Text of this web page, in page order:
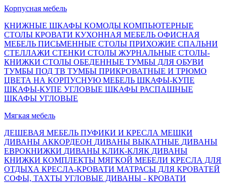
Корпусная мебель
КНИЖНЫЕ ШКАФЫ КОМОДЫ КОМПЬЮТЕРНЫЕ
СТОЛЫ КРОВАТИ КУХОННАЯ МЕБЕЛЬ ОФИСНАЯ
МЕБЕЛЬ ПИСЬМЕННЫЕ СТОЛЫ ПРИХОЖИЕ СПАЛЬНИ
СТЕЛЛАЖИ СТЕНКИ СТОЛЫ ЖУРНАЛЬНЫЕ СТОЛЫ-
КНИЖКИ СТОЛЫ ОБЕДЕННЫЕ ТУМБЫ ДЛЯ ОБУВИ
ТУМБЫ ПОД ТВ ТУМБЫ ПРИКРОВАТНЫЕ И ТРЮМО
ЦВЕТА НА КОРПУСНУЮ МЕБЕЛЬ ШКАФЫ-КУПЕ
ШКАФЫ-КУПЕ УГЛОВЫЕ ШКАФЫ РАСПАШНЫЕ
ШКАФЫ УГЛОВЫЕ
Мягкая мебель
ДЕШЕВАЯ МЕБЕЛЬ ПУФИКИ И КРЕСЛА МЕШКИ
ДИВАНЫ АККОРДЕОН ДИВАНЫ ВЫКАТНЫЕ ДИВАНЫ
ЕВРОКНИЖКИ ДИВАНЫ КЛИК-КЛЯК ДИВАНЫ
КНИЖКИ КОМПЛЕКТЫ МЯГКОЙ МЕБЕЛИ КРЕСЛА ДЛЯ
ОТДЫХА КРЕСЛА-КРОВАТИ МАТРАСЫ ДЛЯ КРОВАТЕЙ
СОФЫ, ТАХТЫ УГЛОВЫЕ ДИВАНЫ - КРОВАТИ